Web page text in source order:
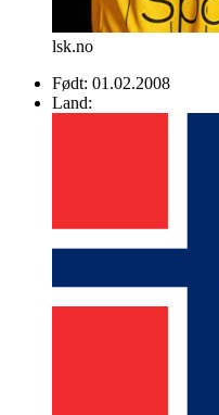
lsk.no
Født: 01.02.2008
Land: